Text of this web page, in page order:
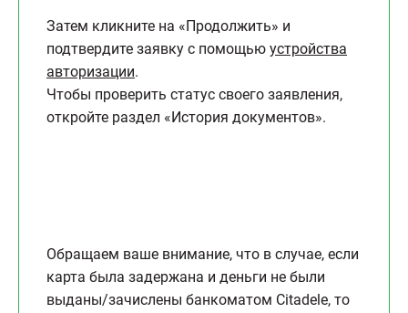
Затем кликните на «Продолжить» и
подтвердите заявку с помощью устройства
авторизации.
Чтобы проверить статус своего заявления,
откройте раздел «История документов».
Обращаем ваше внимание, что в случае, если
карта была задержана и деньги не были
выданы/зачислены банкоматом Citadele, то